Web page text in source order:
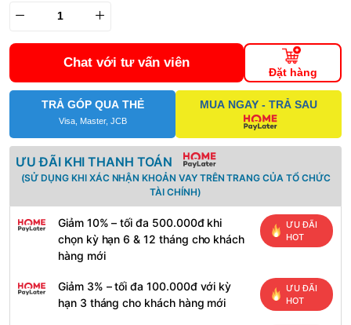
Chat với tư vấn viên
Đặt hàng
TRẢ GÓP QUA THẺ
Visa, Master, JCB
MUA NGAY - TRẢ SAU
ƯU ĐÃI KHI THANH TOÁN
(SỬ DỤNG KHI XÁC NHẬN KHOẢN VAY TRÊN TRANG CỦA TỔ CHỨC
TÀI CHÍNH)
Giảm 10% – tối đa 500.000đ khi
chọn kỳ hạn 6 & 12 tháng cho khách
hàng mới
ƯU ĐÃI
HOT
Giảm 3% – tối đa 100.000đ với kỳ
hạn 3 tháng cho khách hàng mới
ƯU ĐÃI
HOT